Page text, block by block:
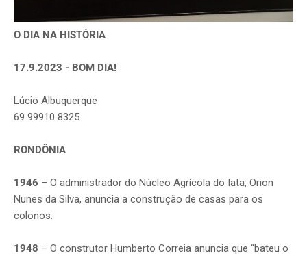
O DIA NA HISTÓRIA
17.9.2023 - BOM DIA!
Lúcio Albuquerque
69 99910 8325
RONDÔNIA
1946 – O administrador do Núcleo Agrícola do Iata, Orion
Nunes da Silva, anuncia a construção de casas para os
colonos.
1948 – O construtor Humberto Correia anuncia que “bateu o